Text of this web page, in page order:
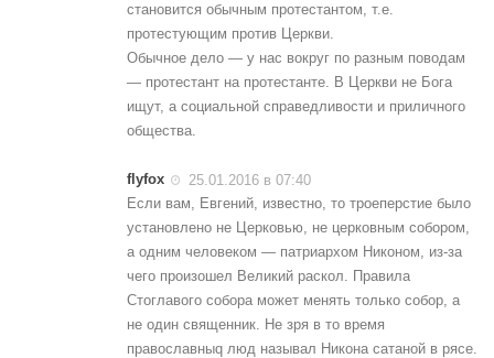
становится обычным протестантом, т.е.
протестующим против Церкви.
Обычное дело — у нас вокруг по разным поводам
— протестант на протестанте. В Церкви не Бога
ищут, а социальной справедливости и приличного
общества.
flyfox
25.01.2016 в 07:40
Если вам, Евгений, известно, то троеперстие было
установлено не Церковью, не церковным собором,
а одним человеком — патриархом Никоном, из-за
чего произошел Великий раскол. Правила
Стоглавого собора может менять только собор, а
не один священник. Не зря в то время
православныq люд называл Никона сатаной в рясе.